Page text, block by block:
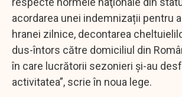
acordarea unei indemnizații pentru
hranei zilnice, decontarea
dus-întors către domiciliul din
în care lucrătorii sezonieri și-au
activitatea”, scrie în noua lege.